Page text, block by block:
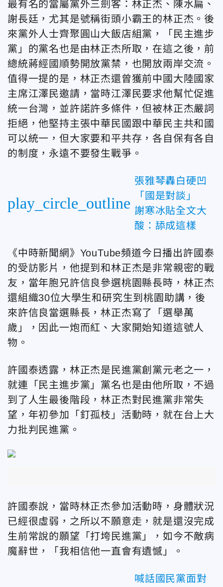
最有名的當屬黨外三劍客：林正杰、陳水扁、
謝長廷，尤其是號稱街頭小霸王的林正杰。後
來黨外人士齊聚圓山大飯店組黨，「民主進步
黨」的黨名也是由林正杰所取，在這之後，前
總統蔣經國順勢開放黨禁，也開放兩岸交流。
值得一提的是，林正杰還曾獲前中國大陸國家
主席江澤民邀請，當時江澤民要求他幫忙促進
統一台灣，並許諾許多條件，但被林正杰嚴詞
拒絕，他堅持主張中華民國跟中華民主共和國
可以統一，但大家要和平共存，各自保有各自
的制度，永遠不要發生戰爭。
play_circle_outline
張雅琴轟白硬凹
「國是對談」
謝寒冰貼全文大
酸：舔成這樣
《中時新聞網》YouTube頻道今日播出許國泰
的受訪影片，他提到和林正杰是非常親密的戰
友，當年胞兄許信良參選桃園縣長時，林正杰
還組織30位大學生和研究生到桃園助講，後
來許信良當選縣長，林正杰寫了「選舉萬
歲」，因此一炮而紅、大家開始知道這號人
物。
許國泰透露，林正杰是民進黨創黨元老之一，
就連「民主進步黨」黨名也是由他所取，不過
到了人生最後階段，林正杰對民進黨非常失
望，年初參加「釘孤枝」活動時，就在台上大
力批判民進黨。
許國泰說，當時林正杰參加活動時，身體狀況
已經很虛弱，之所以不願意走，就是還沒完成
生前常說的願望「打垮民進黨」，如今不敵病
魔辭世，「我相信他一直會有遺憾」。
喊話國民黨面對